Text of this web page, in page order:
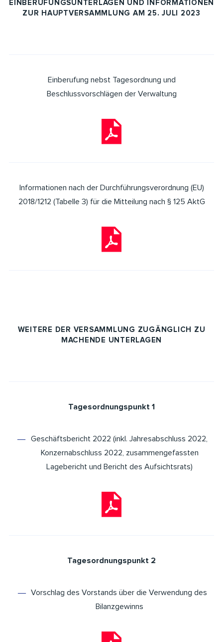
EINBERUFUNGSUNTERLAGEN UND INFORMATIONEN
ZUR HAUPTVERSAMMLUNG AM 25. JULI 2023
Einberufung nebst Tagesordnung und
Beschlussvorschlägen der Verwaltung
Informationen nach der Durchführungsverordnung (EU)
2018/1212 (Tabelle 3) für die Mitteilung nach § 125 AktG
WEITERE DER VERSAMMLUNG ZUGÄNGLICH ZU
MACHENDE UNTERLAGEN
Tagesordnungspunkt 1
Geschäftsbericht 2022 (inkl. Jahresabschluss 2022,
Konzernabschluss 2022, zusammengefassten
Lagebericht und Bericht des Aufsichtsrats)
Tagesordnungspunkt 2
Vorschlag des Vorstands über die Verwendung des
Bilanzgewinns